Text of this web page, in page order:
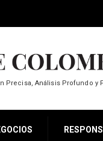
Análisis Profundo y